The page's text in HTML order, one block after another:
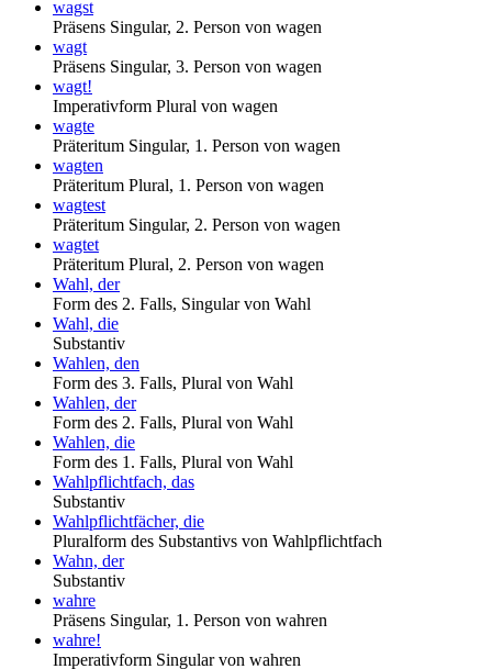
wagst
Präsens Singular, 2. Person von wagen
wagt
Präsens Singular, 3. Person von wagen
wagt!
Imperativform Plural von wagen
wagte
Präteritum Singular, 1. Person von wagen
wagten
Präteritum Plural, 1. Person von wagen
wagtest
Präteritum Singular, 2. Person von wagen
wagtet
Präteritum Plural, 2. Person von wagen
Wahl, der
Form des 2. Falls, Singular von Wahl
Wahl, die
Substantiv
Wahlen, den
Form des 3. Falls, Plural von Wahl
Wahlen, der
Form des 2. Falls, Plural von Wahl
Wahlen, die
Form des 1. Falls, Plural von Wahl
Wahlpflichtfach, das
Substantiv
Wahlpflichtfächer, die
Pluralform des Substantivs von Wahlpflichtfach
Wahn, der
Substantiv
wahre
Präsens Singular, 1. Person von wahren
wahre!
Imperativform Singular von wahren